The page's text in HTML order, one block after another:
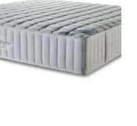
LISTU
ŽELJA